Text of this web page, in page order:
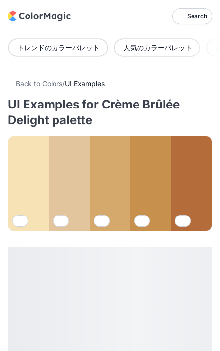
Search
トレンドのカラーパレット 人気のカラーパレット
Back to Colors/UI Examples
UI Examples for Crème Brûlée
Delight palette